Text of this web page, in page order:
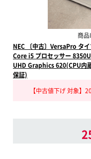
商
NEC 〔中古〕VersaPro タ
Core i5 プロセッサー
UHD Graphics 620(CPU内
保証)
【中古値下げ 対象